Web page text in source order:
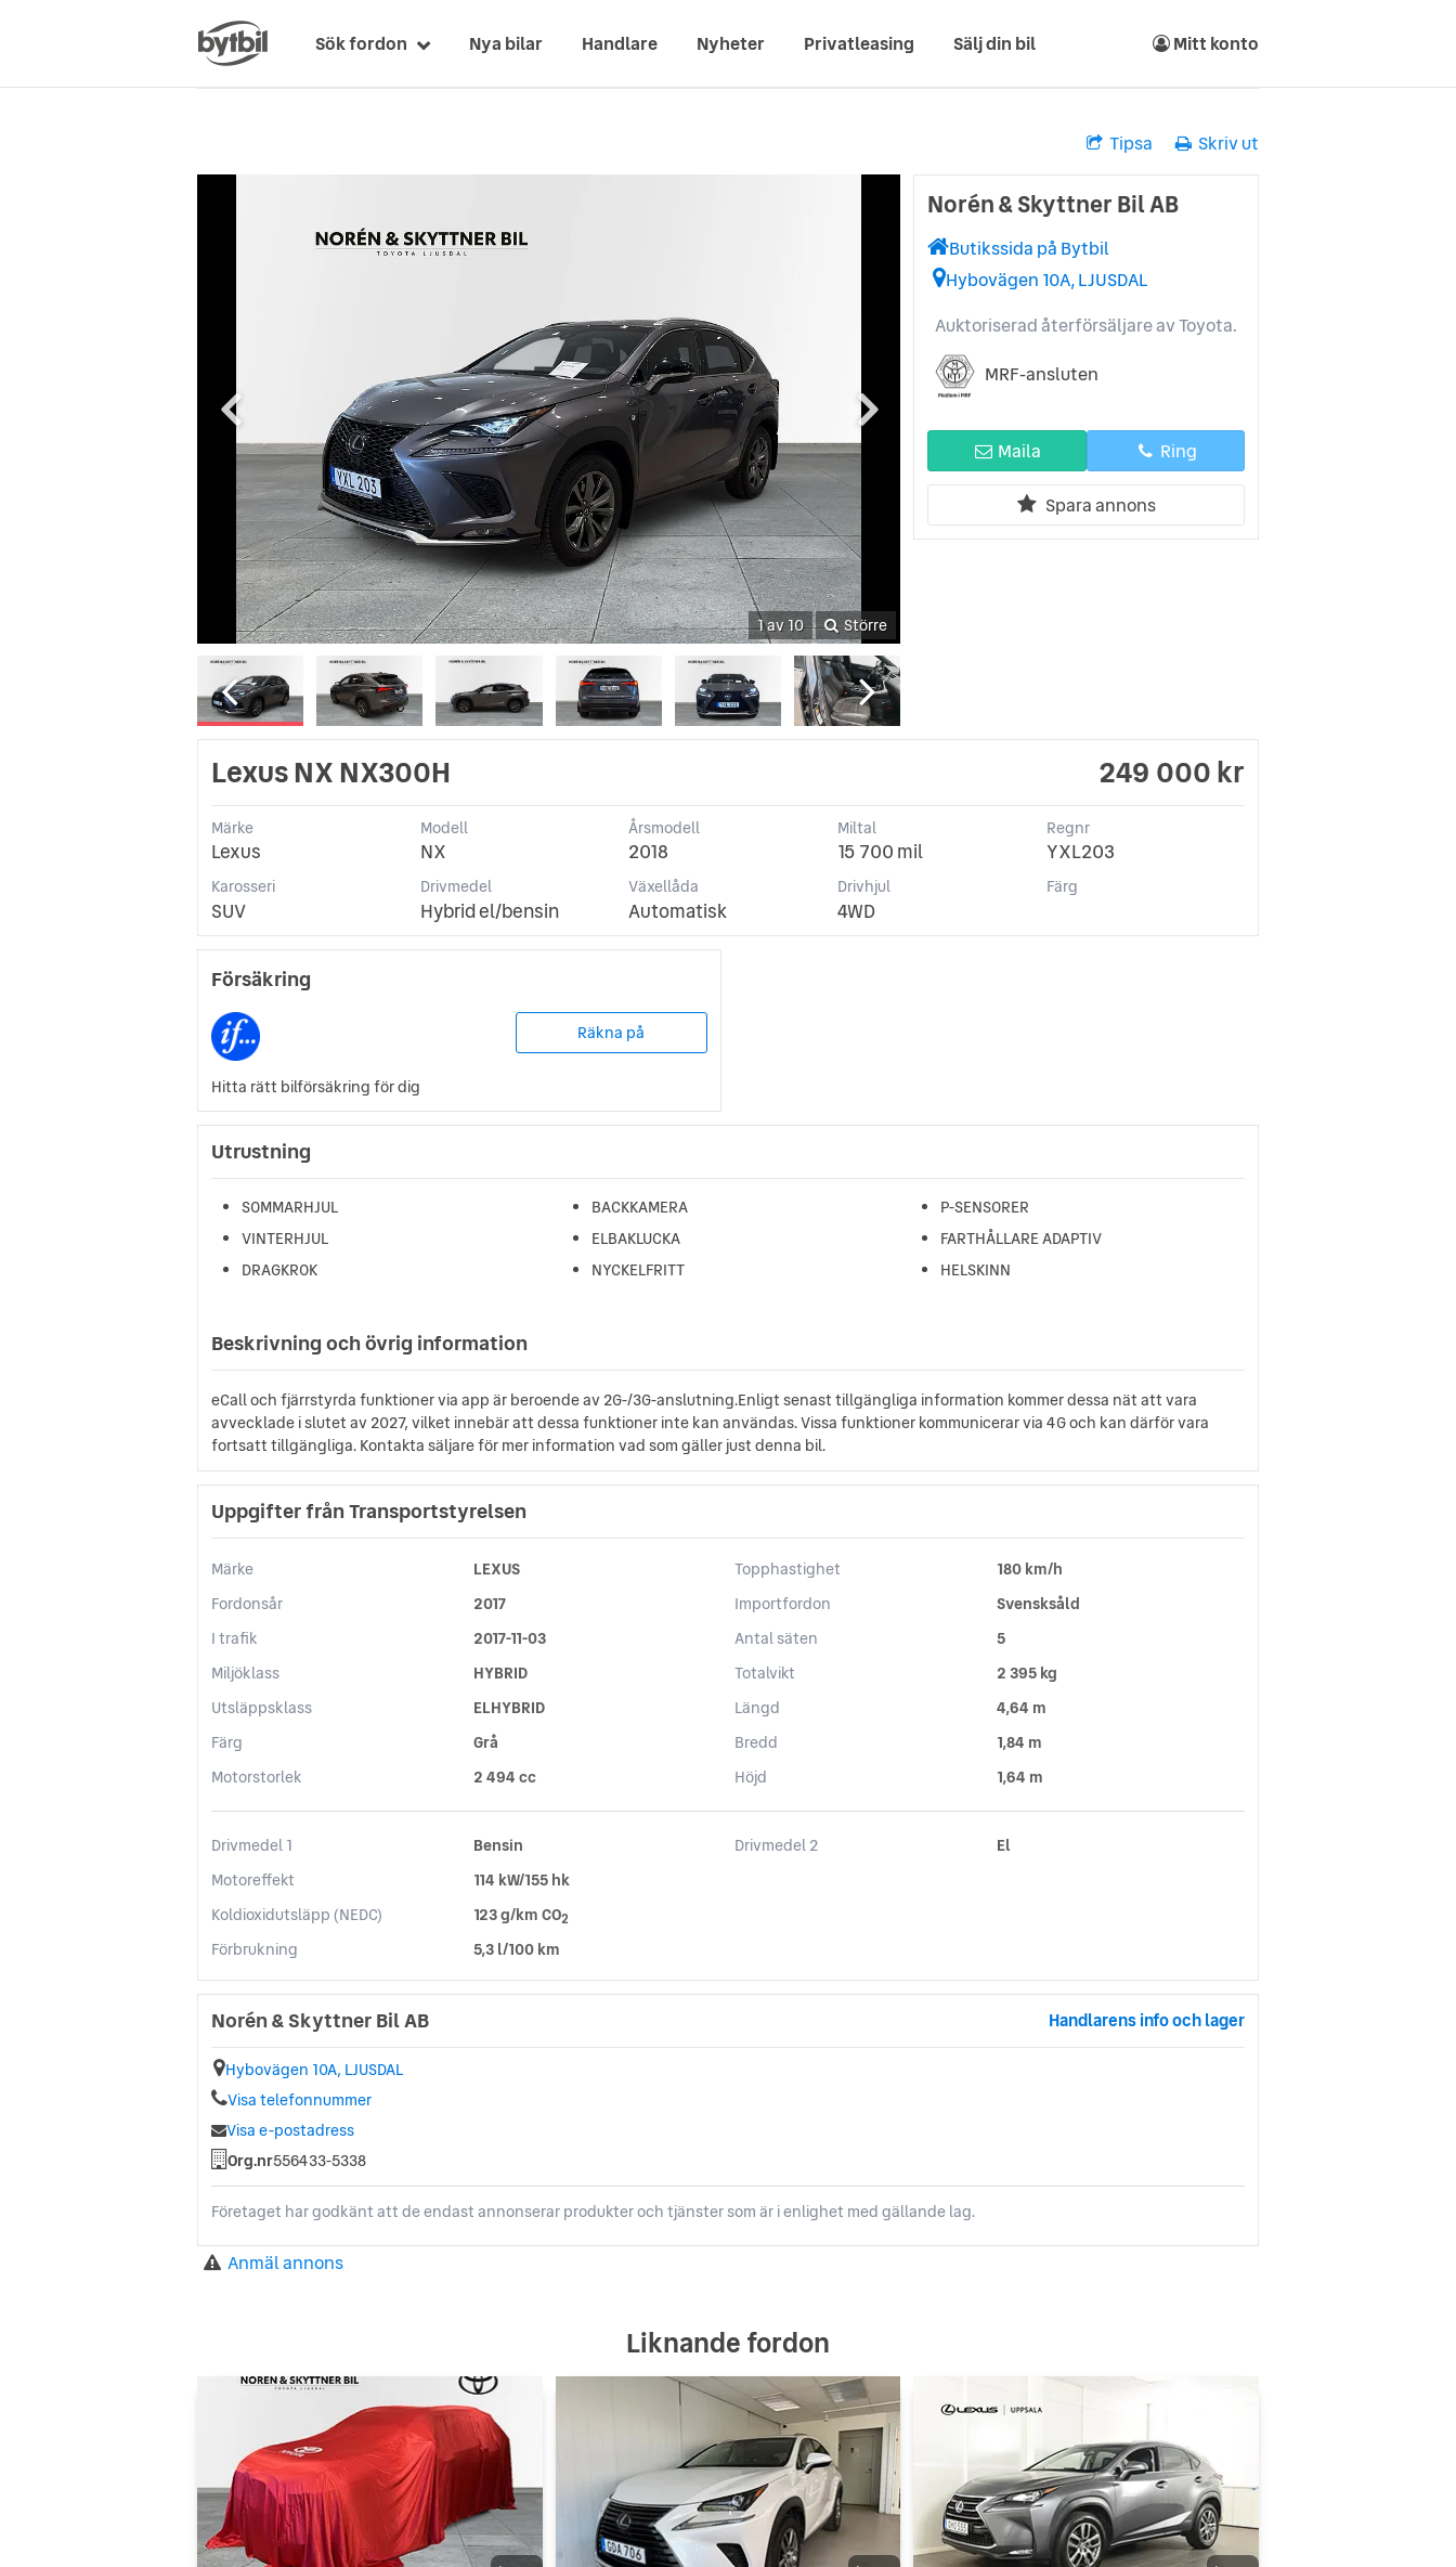
Sök fordon Nya bilar Handlare Nyheter Privatleasing Sälj din bil Mitt konto
Tipsa Skriv ut
1 av 10 Större
Norén & Skyttner Bil AB
Butikssida på Bytbil
Hybovägen 10A, LJUSDAL
Auktoriserad återförsäljare av Toyota.
MRF-ansluten
Maila Ring
Spara annons
Lexus NX NX300H 249 000 kr
Märke
Lexus
Modell
NX
Årsmodell
2018
Miltal
15 700 mil
Regnr
YXL203
Karosseri
SUV
Drivmedel
Hybrid el/bensin
Växellåda
Automatisk
Drivhjul
4WD
Färg
Försäkring
Räkna på
Hitta rätt bilförsäkring för dig
Utrustning
SOMMARHJUL
VINTERHJUL
DRAGKROK
BACKKAMERA
ELBAKLUCKA
NYCKELFRITT
P-SENSORER
FARTHÅLLARE ADAPTIV
HELSKINN
Beskrivning och övrig information
eCall och fjärrstyrda funktioner via app är beroende av 2G-/3G-anslutning.Enligt senast tillgängliga information kommer dessa nät att vara
avvecklade i slutet av 2027, vilket innebär att dessa funktioner inte kan användas. Vissa funktioner kommunicerar via 4G och kan därför vara
fortsatt tillgängliga. Kontakta säljare för mer information vad som gäller just denna bil.
Uppgifter från Transportstyrelsen
Märke
LEXUS
Fordonsår
2017
I trafik
2017-11-03
Miljöklass
HYBRID
Utsläppsklass
ELHYBRID
Färg
Grå
Motorstorlek
2 494 cc
Topphastighet
180 km/h
Importfordon
Svensksåld
Antal säten
5
Totalvikt
2 395 kg
Längd
4,64 m
Bredd
1,84 m
Höjd
1,64 m
Drivmedel 1
Bensin
Motoreffekt
114 kW/155 hk
Koldioxidutsläpp (NEDC)
123 g/km CO2
Förbrukning 5,3 l/100 km
Drivmedel 2 El
Norén & Skyttner Bil AB Handlarens info och lager
Hybovägen 10A, LJUSDAL
Visa telefonnummer
Visa e-postadress
Org.nr556433-5338
Företaget har godkänt att de endast annonserar produkter och tjänster som är i enlighet med gällande lag.
Anmäl annons
Liknande fordon